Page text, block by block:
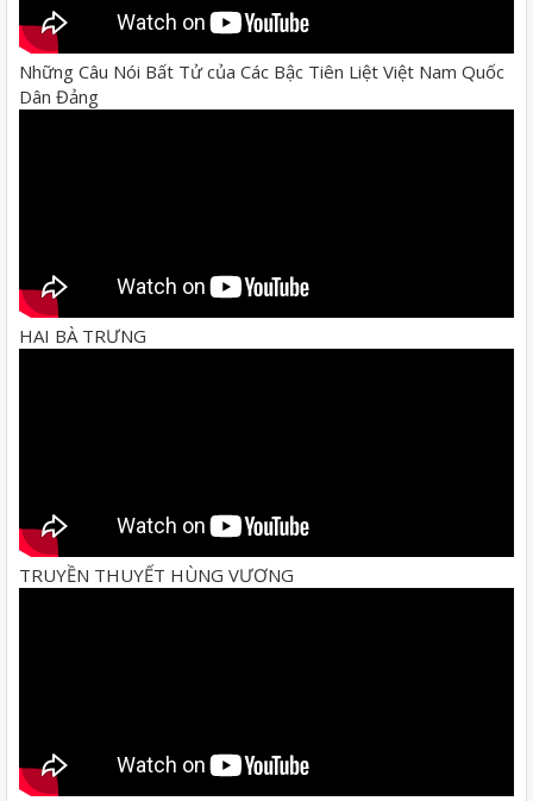
Những Câu Nói Bất Tử của Các Bậc Tiên Liệt Việt Nam Quốc
Dân Đảng
HAI BÀ TRƯNG
TRUYỀN THUYẾT HÙNG VƯƠNG